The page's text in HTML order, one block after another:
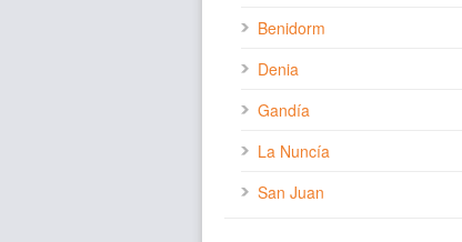
Benidorm
Denia
Gandía
La Nuncía
San Juan